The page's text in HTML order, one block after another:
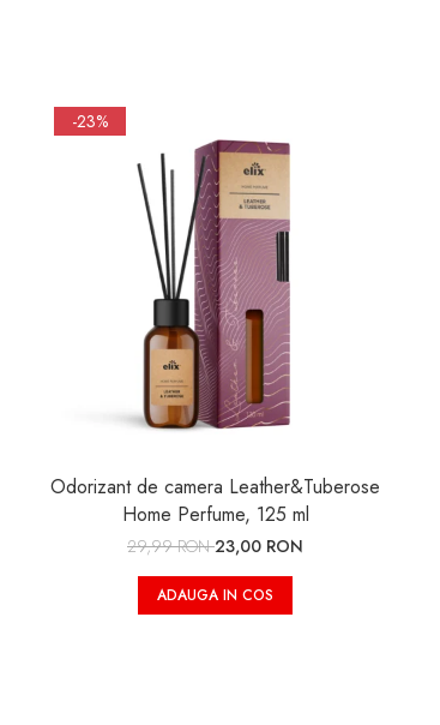
-23%
Odorizant de camera Leather&Tuberose
Home Perfume, 125 ml
29,99 RON23,00 RON
ADAUGA IN COS